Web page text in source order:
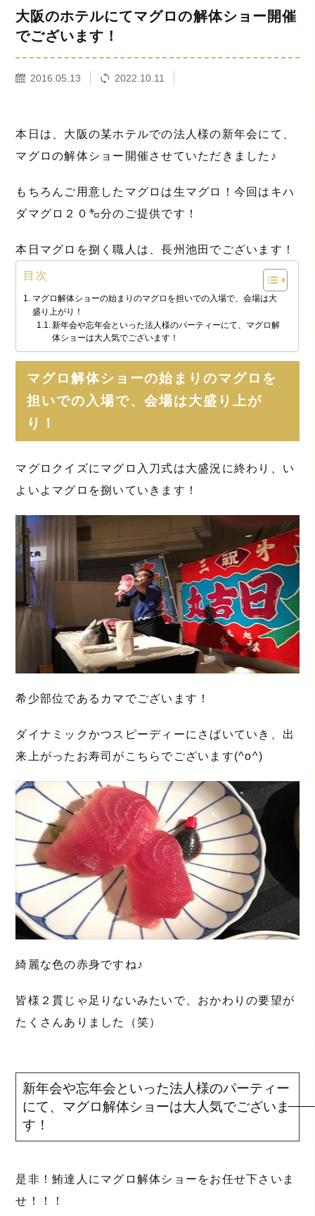
大阪のホテルにてマグロの解体ショー開催
でございます！
2016.05.13 2022.10.11
本日は、大阪の某ホテルでの法人様の新年会にて、
マグロの解体ショー開催させていただきました♪
もちろんご用意したマグロは生マグロ！今回はキハ
ダマグロ２０㌔分のご提供です！
本日マグロを捌く職人は、長州池田でございます！
目次
マグロ解体ショーの始まりのマグロを担いでの入場で、会場は大
盛り上がり！
新年会や忘年会といった法人様のパーティーにて、マグロ解
体ショーは大人気でございます！
マグロ解体ショーの始まりのマグロを
担いでの入場で、会場は大盛り上が
り！
マグロクイズにマグロ入刀式は大盛況に終わり、い
よいよマグロを捌いていきます！
希少部位であるカマでございます！
ダイナミックかつスピーディーにさばいていき、出
来上がったお寿司がこちらでございます(^o^)
綺麗な色の赤身ですね♪
皆様２貫じゃ足りないみたいで、おかわりの要望が
たくさんありました（笑）
新年会や忘年会といった法人様のパーティー
にて、マグロ解体ショーは大人気でございま
す！
是非！鮪達人にマグロ解体ショーをお任せ下さいま
せ！！！